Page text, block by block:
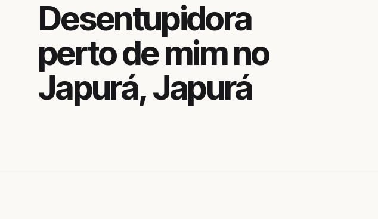
Desentupidora
perto de mim no
Japurá, Japurá